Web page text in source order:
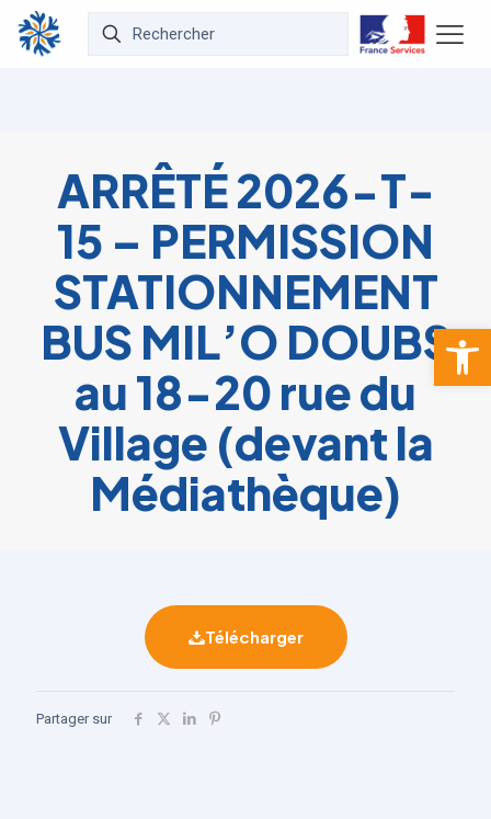
Ouvrir
ARRÊTÉ 2026-T-
15 – PERMISSION
STATIONNEMENT
BUS MIL’O DOUBS
au 18-20 rue du
Village (devant la
Médiathèque)
Télécharger
Partager sur